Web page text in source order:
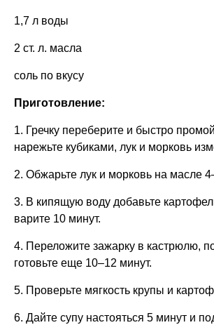
1,7 л воды
2 ст. л. масла
соль по вкусу
Приготовление:
1. Гречку переберите и быстро
нарежьте кубиками, лук и морковь
2. Обжарьте лук и морковь на масле
3. В кипящую воду добавьте
варите 10 минут.
4. Переложите зажарку в кастрюлю,
готовьте еще 10–12 минут.
5. Проверьте мягкость крупы и
6. Дайте супу настояться 5 минут и